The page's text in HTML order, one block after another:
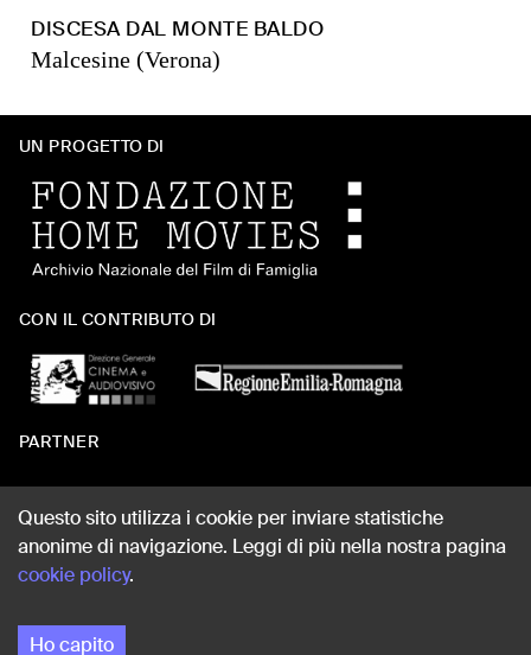
DISCESA DAL MONTE BALDO
Malcesine (Verona)
UN PROGETTO DI
CON IL CONTRIBUTO DI
PARTNER
WEB DESIGN
Questo sito utilizza i cookie per inviare statistiche
anonime di navigazione. Leggi di più nella nostra pagina
cookie policy.
Ho capito